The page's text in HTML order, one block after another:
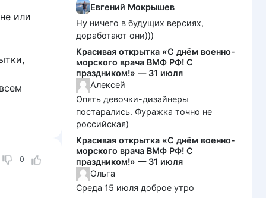
или
0
Евгений Мокрышев
Ну ничего в будущих версиях,
доработают они)))
Красивая открытка «С днём военно-
морского врача ВМФ РФ! С
праздником!» — 31 июля
Алексей
Опять девочки-дизайнеры
постарались. Фуражка точно не
российская)
Красивая открытка «С днём военно-
морского врача ВМФ РФ! С
праздником!» — 31 июля
Ольга
Среда 15 июля доброе утро